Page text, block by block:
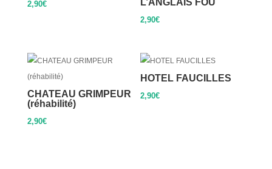
2,90€ L’ANGLAIS FOU
2,90€
CHATEAU GRIMPEUR
(réhabilité)
2,90€
HOTEL FAUCILLES
2,90€